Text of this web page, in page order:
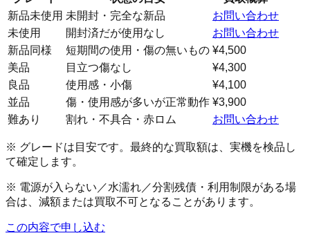
新品未使用 未開封・完全な新品
お問い合わせ
未使用
開封済だが使用なし
お問い合わせ
新品同様
短期間の使用・傷の無いもの ¥4,500
美品
目立つ傷なし
¥4,300
良品
使用感・小傷
¥4,100
並品
傷・使用感が多いが正常動作 ¥3,900
難あり
割れ・不具合・赤ロム お問い合わせ
※ グレードは目安です。最終的な買取額は、実機を検品し
て確定します。
※ 電源が入らない／水濡れ／分割残債・利用制限がある場
合は、減額または買取不可となることがあります。
この内容で申し込む